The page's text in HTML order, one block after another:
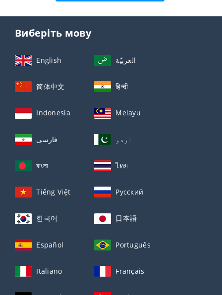
Виберіть мову
English العربيّة
简体中文 हिन्दी
Indonesia Melayu
فارسی اردو
বাংলা ไทย
Tiếng Việt Русский
한국어 日本語
Español Português
Italiano Français